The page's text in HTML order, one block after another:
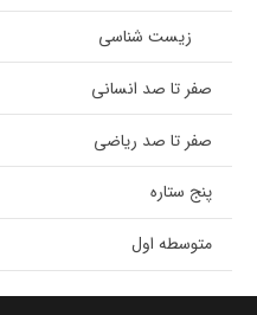
زیست شناسی
صفر تا صد انسانی
صفر تا صد ریاضی
پنج ستاره
متوسطه اول